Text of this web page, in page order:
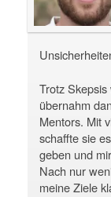
Trotz
übernahm
Mentors. Mit
schaffte sie
geben und
Nach nur
meine Ziele